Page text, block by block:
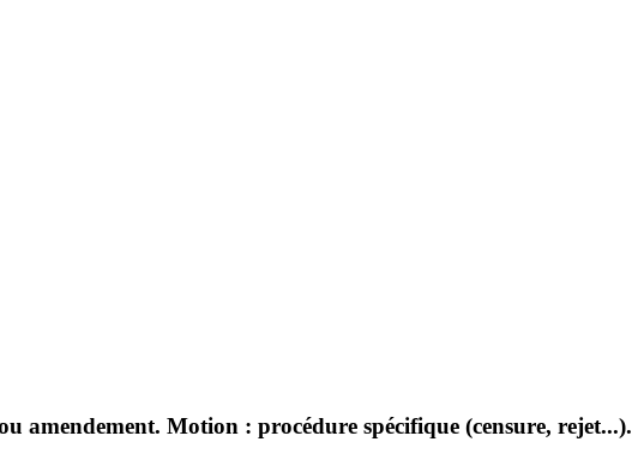
amendement. Motion : procédure spécifique (censure, rejet...).